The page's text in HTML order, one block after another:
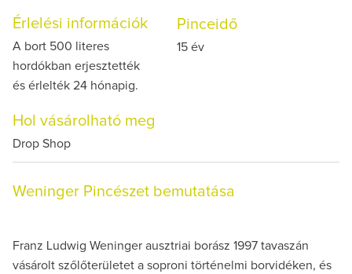
Érlelési információk
A bort 500 literes
hordókban erjesztették
és érlelték 24 hónapig.
Pinceidő
15 év
Hol vásárolható meg
Drop Shop
Weninger Pincészet bemutatása
Franz Ludwig Weninger ausztriai borász 1997 tavaszán
vásárolt szőlőterületet a soproni történelmi borvidéken, és